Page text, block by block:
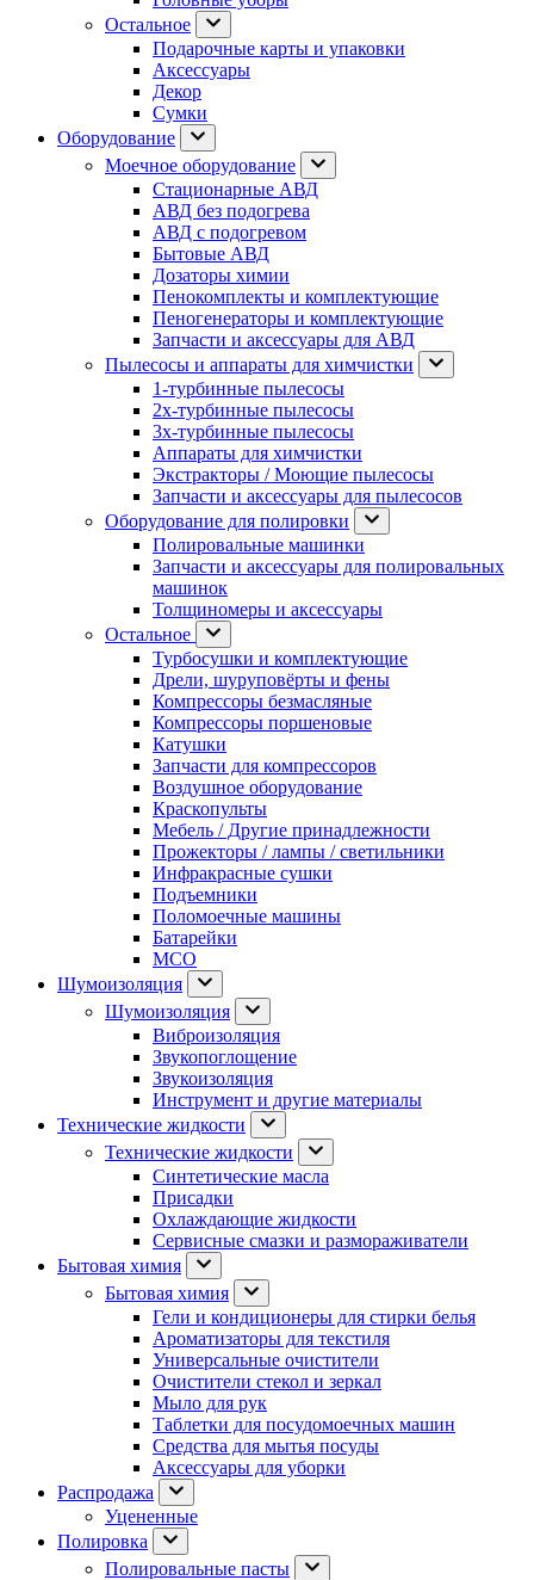
Остальное
Подарочные карты и упаковки
Аксессуары
Декор
Сумки
Оборудование
Моечное оборудование
Стационарные АВД
АВД без подогрева
АВД с подогревом
Бытовые АВД
Дозаторы химии
Пенокомплекты и комплектующие
Пеногенераторы и комплектующие
Запчасти и аксессуары для АВД
Пылесосы и аппараты для химчистки
1-турбинные пылесосы
2х-турбинные пылесосы
3х-турбинные пылесосы
Аппараты для химчистки
Экстракторы / Моющие пылесосы
Запчасти и аксессуары для пылесосов
Оборудование для полировки
Полировальные машинки
Запчасти и аксессуары для полировальных
машинок
Толщиномеры и аксессуары
Остальное
Турбосушки и комплектующие
Дрели, шуруповёрты и фены
Компрессоры безмасляные
Компрессоры поршеновые
Катушки
Запчасти для компрессоров
Воздушное оборудование
Краскопульты
Мебель / Другие принадлежности
Прожекторы / лампы / светильники
Инфракрасные сушки
Подъемники
Поломоечные машины
Батарейки
МСО
Шумоизоляция
Шумоизоляция
Виброизоляция
Звукопоглощение
Звукоизоляция
Инструмент и другие материалы
Технические жидкости
Технические жидкости
Синтетические масла
Присадки
Охлаждающие жидкости
Сервисные смазки и размораживатели
Бытовая химия
Бытовая химия
Гели и кондиционеры для стирки белья
Ароматизаторы для текстиля
Универсальные очистители
Очистители стекол и зеркал
Мыло для рук
Таблетки для посудомоечных машин
Средства для мытья посуды
Аксессуары для уборки
Распродажа
Уцененные
Полировка
Полировальные пасты